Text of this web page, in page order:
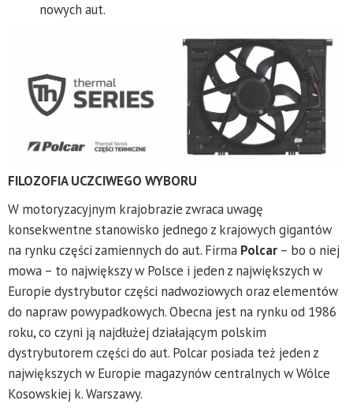
nowych aut.
FILOZOFIA UCZCIWEGO WYBORU
W motoryzacyjnym krajobrazie zwraca uwagę
konsekwentne stanowisko jednego z krajowych gigantów
na rynku części zamiennych do aut. Firma Polcar – bo o niej
mowa – to największy w Polsce i jeden z największych w
Europie dystrybutor części nadwoziowych oraz elementów
do napraw powypadkowych. Obecna jest na rynku od 1986
roku, co czyni ją najdłużej działającym polskim
dystrybutorem części do aut. Polcar posiada też jeden z
największych w Europie magazynów centralnych w Wólce
Kosowskiej k. Warszawy.